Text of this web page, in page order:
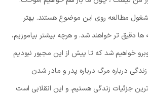
مطالعه روی این موضوع هستند. بهتر
دقیق تر خواهند شد. و هرچه بیشتر بیاموزیم،
خواهیم شد که تا پیش از این مجبور نبودیم
زندگی درباره مرگ درباره پدر و مادر شدن
جزئیات زندگی هستیم. و این انقلابی است